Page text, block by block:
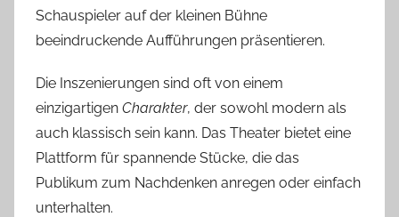
Schauspieler auf der kleinen Bühne
beeindruckende Aufführungen präsentieren.
Die Inszenierungen sind oft von einem
einzigartigen Charakter, der sowohl modern als
auch klassisch sein kann. Das Theater bietet eine
Plattform für spannende Stücke, die das
Publikum zum Nachdenken anregen oder einfach
unterhalten.